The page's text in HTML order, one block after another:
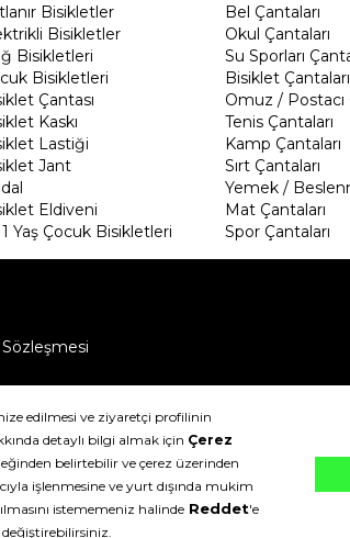
Bisikletler
Bisikletler
Bisikletleri
Bisikletleri
Çantası
Kaskı
Lastiği
Jant
Eldiveni
Yaş Çocuk Bisikletleri
Bel Çantaları
Okul Çantaları
Su Sporları
Bisiklet Çantaları
Omuz / Postacı
Tenis Çantaları
Kamp Çantaları
Sırt Çantaları
Yemek /
Mat Çantaları
Spor Çantaları
Sözleşmesi